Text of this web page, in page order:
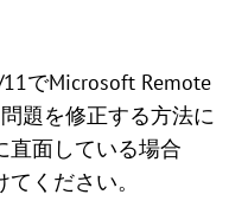
でMicrosoft Remote
題を修正する方法に
直面している場合
ください。